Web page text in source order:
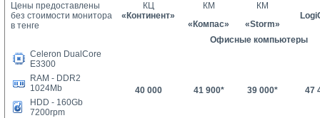
Цены предоставлены
без стоимости монитора
в тенге
КЦ
«Континент»
КМ
«Компас»
КМ
«Storm»
Офисные компьютеры
Celeron DualCore
E3300
40 000 41 900* 39 000* 47
RAM - DDR2
1024Mb
HDD - 160Gb
7200rpm